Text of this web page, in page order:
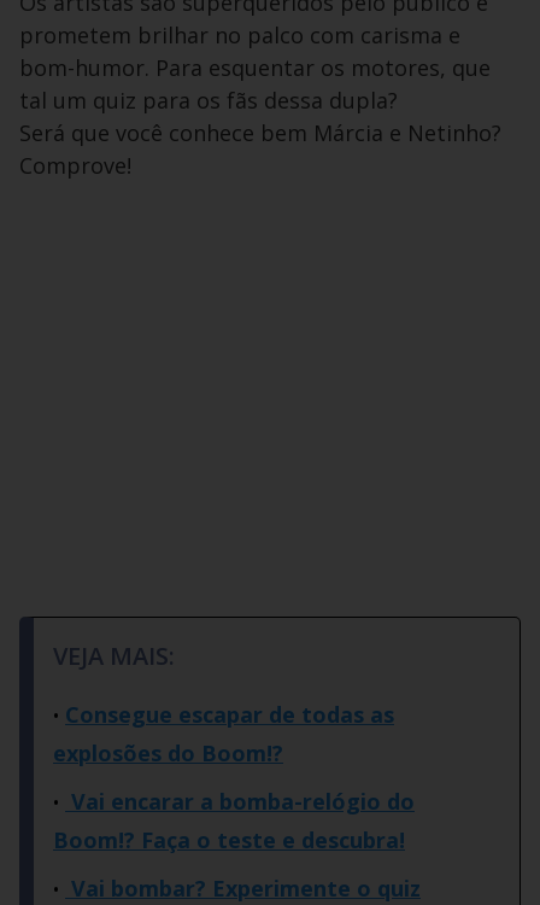
prometem brilhar no palco com carisma e
bom-humor. Para esquentar os motores, que
tal um quiz para os fãs dessa dupla?
Será que você conhece bem Márcia e Netinho?
Comprove!
VEJA MAIS:
Consegue escapar de todas as
explosões do Boom!?
Vai encarar a bomba-relógio do
Boom!? Faça o teste e descubra!
Vai bombar? Experimente o quiz